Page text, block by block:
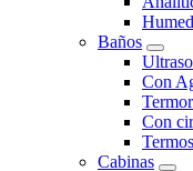
Baños
Con
Con
Cabinas